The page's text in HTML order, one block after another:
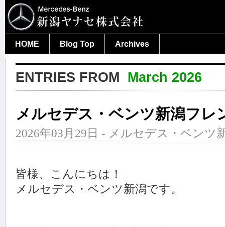
HOME Blog Top Archives
ENTRIES FROM March 2026
メルセデス・ベンツ新潟フレ
2026年03月29日 - メルセデス・ベンツ
皆様、こんにちは！
メルセデス・ベンツ新潟です。